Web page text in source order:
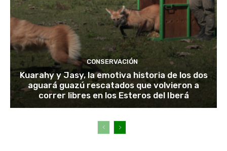
CONSERVACIÓN
Kuarahy y Jasy, la emotiva historia de los dos
aguará guazú rescatados que volvieron a
correr libres en los Esteros del Iberá